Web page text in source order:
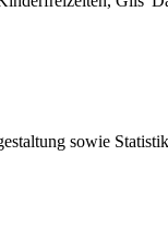
sowie